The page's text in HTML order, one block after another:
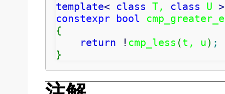
template< class T, class U >
constexpr bool
{
return
! cmp_less (t, u) ;
}